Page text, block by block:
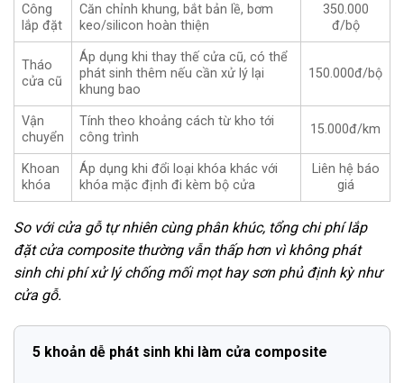
Công
lắp đặt
Căn chỉnh khung, bắt bản lề, bơm
keo/silicon hoàn thiện
350.000
đ/bộ
Tháo
cửa cũ
Áp dụng khi thay thế cửa cũ, có thể
phát sinh thêm nếu cần xử lý lại
khung bao
150.000đ/bộ
Vận
chuyển
Tính theo khoảng cách từ kho tới
công trình
15.000đ/km
Khoan
khóa
Áp dụng khi đổi loại khóa khác với
khóa mặc định đi kèm bộ cửa
Liên hệ báo
giá
So với cửa gỗ tự nhiên cùng phân khúc, tổng chi phí lắp
đặt cửa composite thường vẫn thấp hơn vì không phát
sinh chi phí xử lý chống mối mọt hay sơn phủ định kỳ như
cửa gỗ.
5 khoản dễ phát sinh khi làm cửa composite